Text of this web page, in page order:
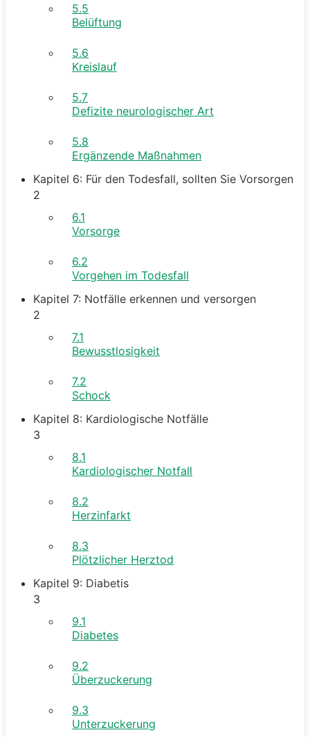
5.5
Belüftung
5.6
Kreislauf
5.7
Defizite neurologischer Art
5.8
Ergänzende Maßnahmen
Kapitel 6: Für den Todesfall, sollten Sie Vorsorgen
2
6.1
Vorsorge
6.2
Vorgehen im Todesfall
Kapitel 7: Notfälle erkennen und versorgen
2
7.1
Bewusstlosigkeit
7.2
Schock
Kapitel 8: Kardiologische Notfälle
3
8.1
Kardiologischer Notfall
8.2
Herzinfarkt
8.3
Plötzlicher Herztod
Kapitel 9: Diabetis
3
9.1
Diabetes
9.2
Überzuckerung
9.3
Unterzuckerung